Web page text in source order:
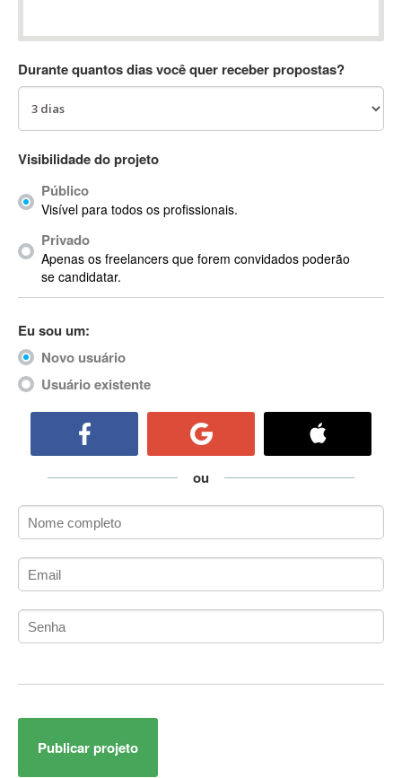
AC3
AccountMate
ACDSee
ACID Pro
ACPI
Acrobat X
ACT
Actian
Actimize
ActionScript 3
Active Directory
ActiveCollab
ActiveX
ActiveX Data Objects (ADO)
Ada
Adianti Framework
ADK
Administração
Administração de Artistas e Repertórios
Administração de Redes
Administração PostgreSQL
ADO.NET Entity Framework
Durante quantos dias você quer receber propostas?
Visibilidade do projeto
Público
Visível para todos os profissionais.
Privado
Apenas os freelancers que forem convidados poderão
se candidatar.
Eu sou um:
Novo usuário
Usuário existente
ou
Publicar projeto